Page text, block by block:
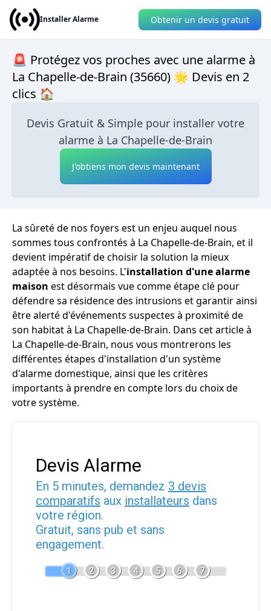
Installer Alarme Obtenir un devis gratuit
🚨 Protégez vos proches avec une alarme à
La Chapelle-de-Brain (35660) 🌟 Devis en 2
clics 🏠
Devis Gratuit & Simple pour installer votre
alarme à La Chapelle-de-Brain
J'obtiens mon devis maintenant
La sûreté de nos foyers est un enjeu auquel nous
sommes tous confrontés à La Chapelle-de-Brain, et il
devient impératif de choisir la solution la mieux
adaptée à nos besoins. L'installation d'une alarme
maison est désormais vue comme étape clé pour
défendre sa résidence des intrusions et garantir ainsi
être alerté d'événements suspectes à proximité de
son habitat à La Chapelle-de-Brain. Dans cet article à
La Chapelle-de-Brain, nous vous montrerons les
différentes étapes d'installation d'un système
d'alarme domestique, ainsi que les critères
importants à prendre en compte lors du choix de
votre système.
Devis Alarme
En 5 minutes, demandez 3 devis
comparatifs aux installateurs dans
votre région.
Gratuit, sans pub et sans
engagement.
1 2 3 4 5 6 7